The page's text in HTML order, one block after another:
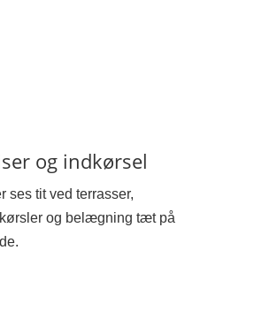
og indkørsel
ses tit ved terrasser,
og belægning tæt på